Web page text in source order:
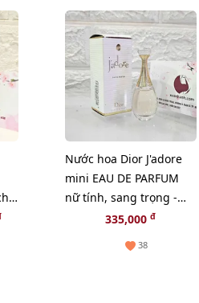
Nước hoa Dior J'adore
mini EAU DE PARFUM
nữ tính, sang trọng -
EDP, 5ml.335,000đ
38